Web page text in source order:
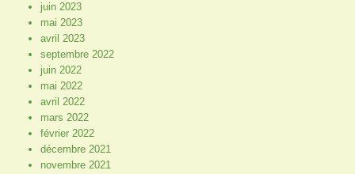
juin 2023
mai 2023
avril 2023
septembre 2022
juin 2022
mai 2022
avril 2022
mars 2022
février 2022
décembre 2021
novembre 2021